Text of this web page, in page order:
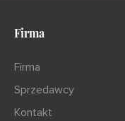
Firma
Firma
Sprzedawcy
Kontakt